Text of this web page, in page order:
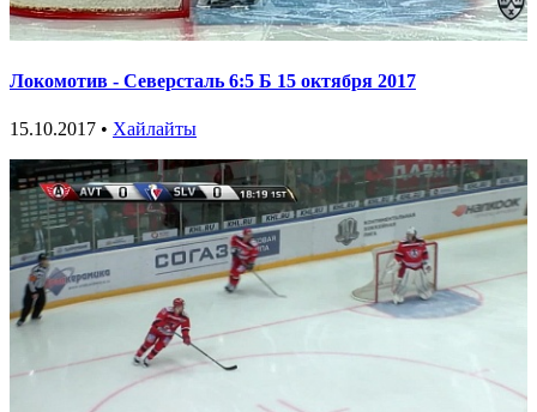
Локомотив - Северсталь 6:5 Б 15 октября 2017
15.10.2017 • Хайлайты